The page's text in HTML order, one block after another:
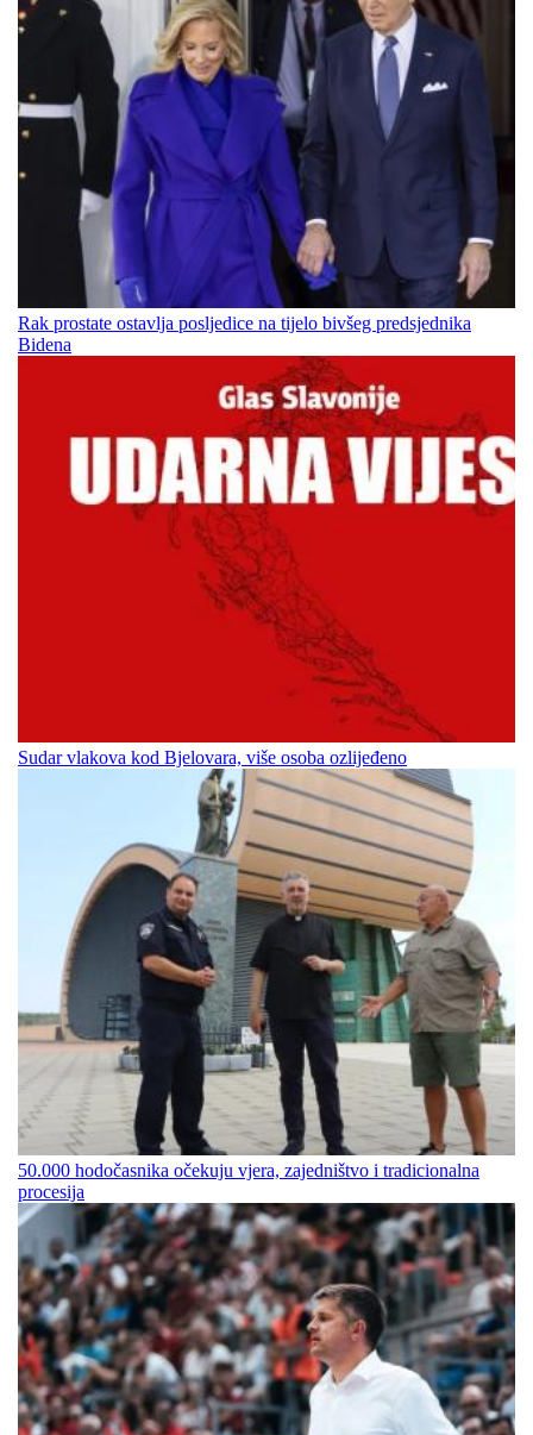
Rak prostate ostavlja posljedice na tijelo bivšeg predsjednika
Bidena
Sudar vlakova kod Bjelovara, više osoba ozlijeđeno
50.000 hodočasnika očekuju vjera, zajedništvo i tradicionalna
procesija